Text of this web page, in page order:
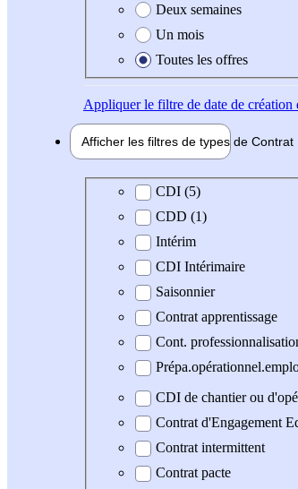
Deux semaines
Un mois
Toutes les offres
Appliquerle filtre de date de création
Afficher les filtres de types de Contrat
Type de contrat
CDI (5)
CDD (1)
Intérim
CDI Intérimaire
Saisonnier
Contrat apprentissage
Cont.
CDI de chantier ou
Contrat d'Engagement
Contrat intermittent
Contrat pacte